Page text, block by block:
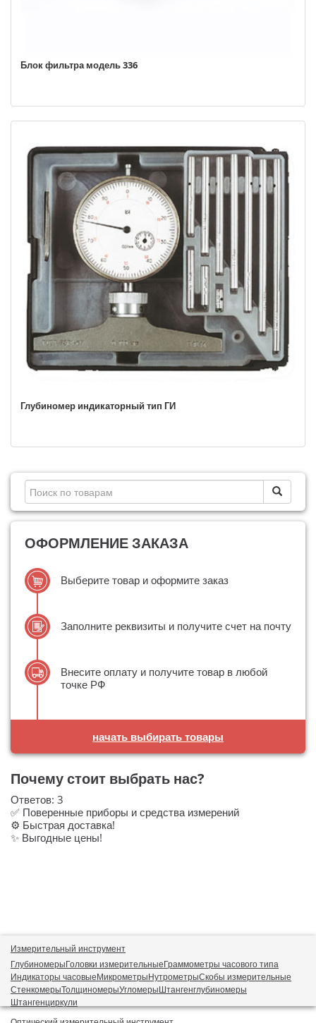
Блок фильтра модель 336
Глубиномер индикаторный тип ГИ
ОФОРМЛЕНИЕ ЗАКАЗА
Выберите товар и оформите заказ
Заполните реквизиты и получите счет на почту
Внесите оплату и получите товар в любой
точке РФ
начать выбирать товары
Почему стоит выбрать нас?
Ответов: 3
✅ Поверенные приборы и средства измерений
⚙️ Быстрая доставка!
✨ Выгодные цены!
Измерительный инструмент
ГлубиномерыГоловки измерительныеГраммометры часового типа
Индикаторы часовыеМикрометрыНутрометрыСкобы измерительные
СтенкомерыТолщиномерыУгломерыШтангенглубиномеры
Штангенциркули